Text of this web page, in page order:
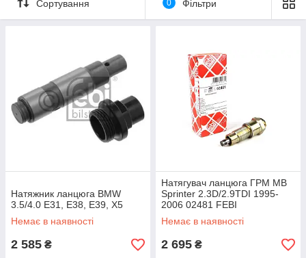
Сортування 0 Фільтри
Натяжник ланцюга BMW
3.5/4.0 E31, E38, E39, X5
Немає в наявності
2 585 ₴
Натягувач ланцюга ГРМ MB
Sprinter 2.3D/2.9TDI 1995-
2006 02481 FEBI
Немає в наявності
2 695 ₴